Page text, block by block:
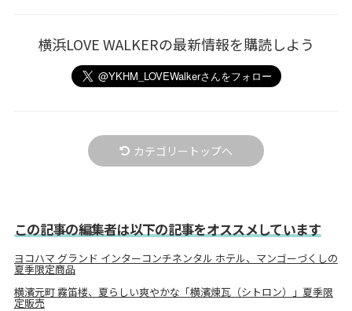
横浜LOVE WALKERの最新情報を購読しよう
カテゴリートップへ
この記事の編集者は以下の記事をオススメしています
ヨコハマ グランド インターコンチネンタル ホテル、マンゴーづくしの
夏季限定商品
横濱元町 霧笛楼、夏らしい爽やかな「横濱煉瓦（シトロン）」夏季限
定販売